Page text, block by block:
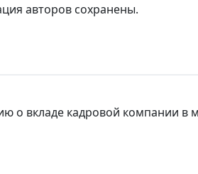
авторов сохранены.
о вкладе кадровой компании в